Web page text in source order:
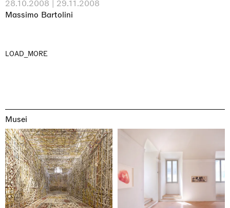
28.10.2008 | 29.11.2008
Massimo Bartolini
LOAD_MORE
Musei